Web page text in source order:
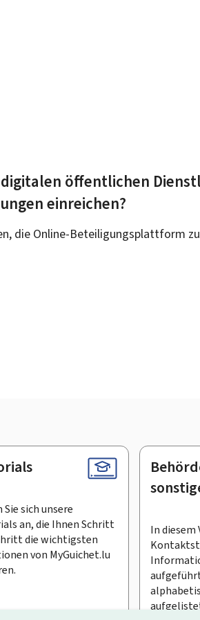
öffentlichen
einreichen?
die Online-Beteiligungsplattform
Sie sich unsere
an, die Ihnen Schritt
die wichtigsten
von MyGuichet.lu
In diesem